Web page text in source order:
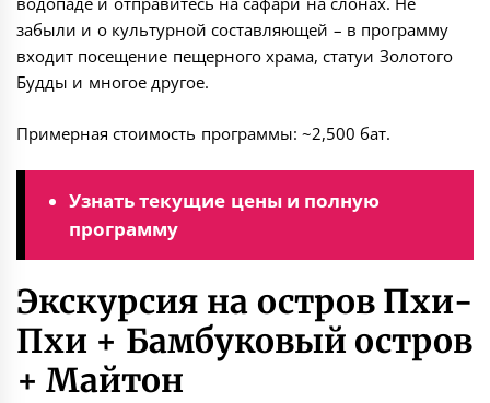
забыли и о культурной составляющей – в программу
входит посещение пещерного храма, статуи Золотого
Будды и многое другое.
Примерная стоимость программы: ~2,500 бат.
Узнать текущие цены и полную
программу
Экскурсия на остров Пхи-
Пхи + Бамбуковый остров
+ Майтон